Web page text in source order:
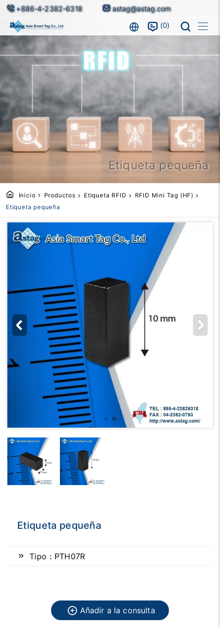
+886-4-2382-6318 astag@astag.com
0
Etiqueta pequeña
Inicio Productos Etiqueta RFID
RFID Mini Tag (HF)
Etiqueta pequeña
Etiqueta pequeña
Tipo：PTH07R
Añadir a la consulta